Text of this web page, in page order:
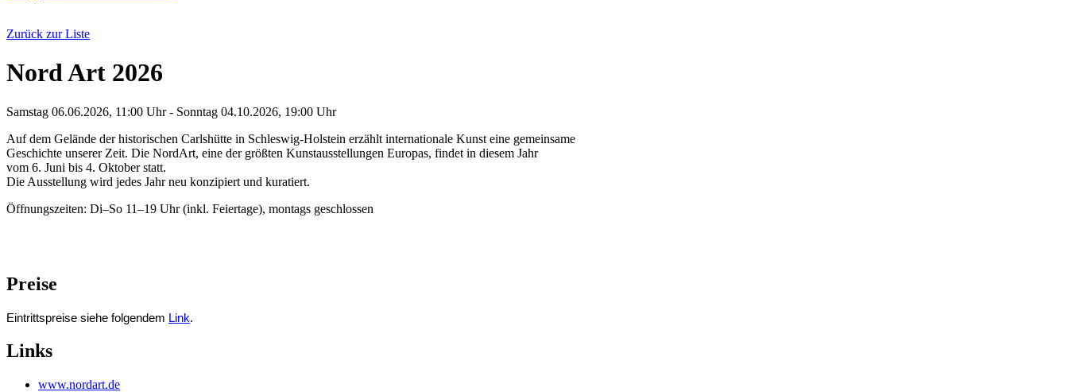
Zurück zur Liste
Nord Art 2026
Samstag 06.06.2026, 11:00 Uhr - Sonntag 04.10.2026, 19:00 Uhr
Auf dem Gelände der historischen Carlshütte in Schleswig-Holstein erzählt internationale Kunst eine gemeinsame
Geschichte unserer Zeit. Die NordArt, eine der größten Kunstausstellungen Europas, findet in diesem Jahr
vom 6. Juni bis 4. Oktober statt.
Die Ausstellung wird jedes Jahr neu konzipiert und kuratiert.
Öffnungszeiten: Di–So 11–19 Uhr (inkl. Feiertage), montags geschlossen
Preise
Eintrittspreise siehe folgendem Link.
Links
www.nordart.de